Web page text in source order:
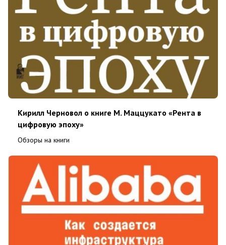
Кирилл Черновол о книге М. Маццукато «Рента в
цифровую эпоху»
Обзоры на книги